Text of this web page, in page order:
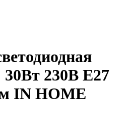
230В Е27
IN HOME